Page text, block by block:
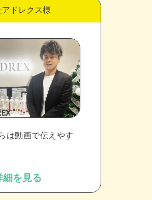
ドレクス様
は動画で伝えやす
細を見る